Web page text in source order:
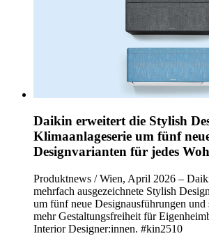
Daikin erweitert die Stylish
Klimaanlageserie um fünf
Designvarianten für jedes
Produktnews / Wien, April 2026 –
mehrfach ausgezeichnete Stylish
um fünf neue Designausführungen und
mehr Gestaltungsfreiheit für
Interior Designer:innen. #kin2510